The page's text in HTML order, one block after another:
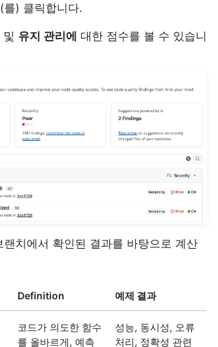
) 클릭합니다.
및 유지 관리에 대한 점수를 볼 수 있습니
랜치에서 확인된 결과를 바탕으로 계산
Definition 예제 결과
코드가 의도한 함수
를 올바르게, 예측
성능, 동시성, 오류
처리, 정확성 관련